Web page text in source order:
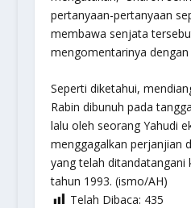
pertanyaan-pertanyaan
membawa senjata
mengomentarinya dengan
Seperti diketahui,
Rabin dibunuh pada
lalu oleh seorang Yahudi
menggagalkan perjanjian
yang telah ditandatangani
tahun 1993. (ismo/AH)
Telah Dibaca: 435